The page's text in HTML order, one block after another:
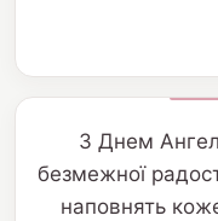
З Днем
безмежної
наповнять